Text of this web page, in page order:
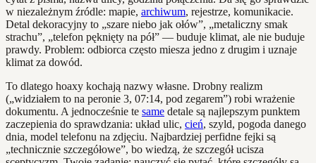
w niezależnym źródle: mapie, archiwum, rejestrze, komunikacie.
Detal dekoracyjny to „szare niebo jak ołów”, „metaliczny smak
strachu”, „telefon pęknięty na pół” — buduje klimat, ale nie buduje
prawdy. Problem: odbiorca często miesza jedno z drugim i uznaje
klimat za dowód.
To dlatego hoaxy kochają nazwy własne. Drobny realizm
(„widziałem to na peronie 3, 07:14, pod zegarem”) robi wrażenie
dokumentu. A jednocześnie te same detale są najlepszym punktem
zaczepienia do sprawdzania: układ ulic, cień, szyld, pogoda danego
dnia, model telefonu na zdjęciu. Najbardziej perfidne fejki są
„technicznie szczegółowe”, bo wiedzą, że szczegół ucisza